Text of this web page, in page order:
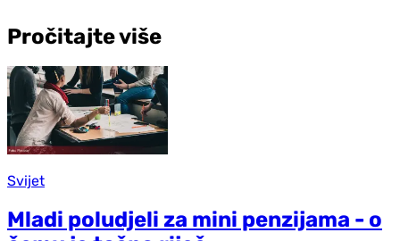
Pročitajte više
Svijet
Mladi poludjeli za mini penzijama - o